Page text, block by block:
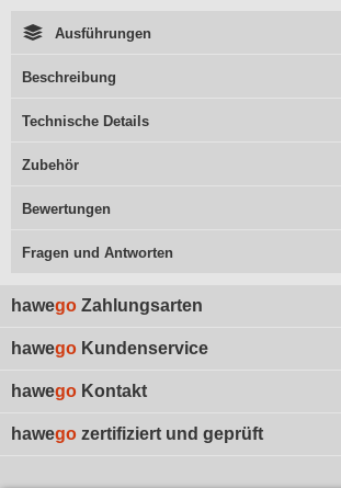
Ausführungen
Beschreibung
Technische Details
Zubehör
Bewertungen
Fragen und Antworten
hawego Zahlungsarten
hawego Kundenservice
hawego Kontakt
hawego zertifiziert und geprüft